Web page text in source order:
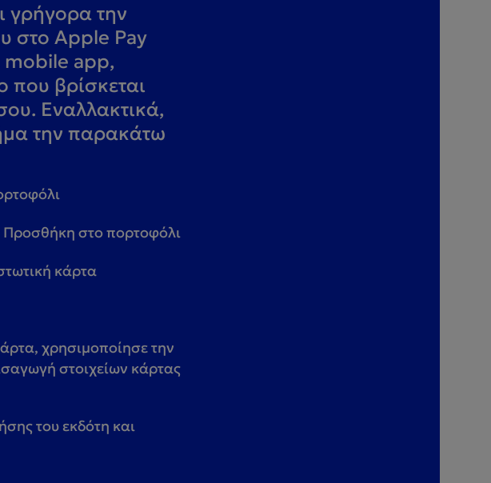
γρήγορα την
στο Apple Pay
mobile app,
που βρίσκεται
Εναλλακτικά,
την παρακάτω
στο πορτοφόλι
κάρτα
χρησιμοποίησε την
στοιχείων κάρτας
του εκδότη και